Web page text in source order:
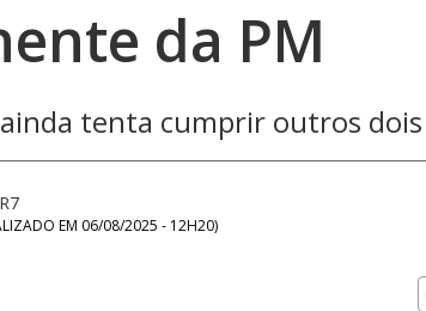
da PM
tenta cumprir outros
EM 06/08/2025 - 12H20)